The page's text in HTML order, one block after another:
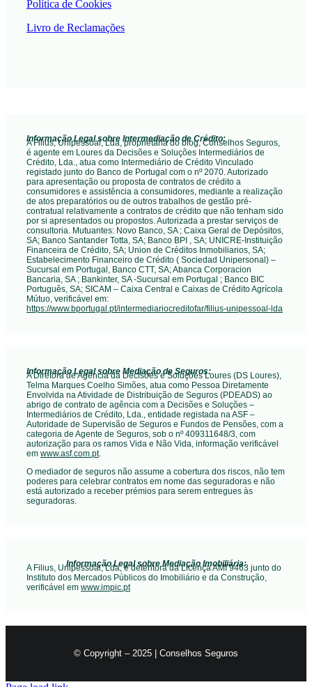
Política de Cookies
Livro de Reclamações
Informação Legal sobre Intermediação de Crédito:
A Filius, Unipessoal, Lda, proprietária do blog, Conselhos Seguros,
é agente em Loures da Decisões e Soluções Intermediários de
Crédito, Lda., atua como Intermediário de Crédito Vinculado
registado junto do Banco de Portugal com o nº 2070. Autorizado
para apresentação ou proposta de contratos de crédito a
consumidores e assistência a consumidores, mediante a realização
de atos preparatórios ou de outros trabalhos de gestão pré-
contratual relativamente a contratos de crédito que não tenham sido
por si apresentados ou propostos. Autorizada a prestar serviços de
consultoria. Mutuantes: Novo Banco, SA ; Caixa Geral de Depósitos,
SA; Banco Santander Totta, SA; Banco BPI , SA; UNICRE-Instituição
Financeira de Crédito, SA; Union de Créditos Inmobiliarios, SA;
Estabelecimento Financeiro de Crédito ( Sociedad Unipersonal) –
Sucursal em Portugal, Banco CTT, SA; Abanca Corporacion
Bancaria, SA ; Bankinter, SA -Sucursal em Portugal ; Banco BIC
Português, SA; SICAM – Caixa Central e Caixas de Crédito Agrícola
Mútuo, verificável em:
https://www.bportugal.pt/intermediariocreditofar/filius-unipessoal-lda
Informação Legal sobre Mediação de Seguros:
A Diretora de Agência da Decisões e Soluções Loures (DS Loures),
Telma Marques Coelho Simões, atua como Pessoa Diretamente
Envolvida na Atividade de Distribuição de Seguros (PDEADS) ao
abrigo de contrato de agência com a Decisões e Soluções –
Intermediários de Crédito, Lda., entidade registada na ASF –
Autoridade de Supervisão de Seguros e Fundos de Pensões, com a
categoria de Agente de Seguros, sob o nº 409311648/3, com
autorização para os ramos Vida e Não Vida, informação verificável
em www.asf.com.pt.
O mediador de seguros não assume a cobertura dos riscos, não tem
poderes para celebrar contratos em nome das seguradoras e não
está autorizado a receber prémios para serem entregues às
seguradoras.
Informação Legal sobre Mediação Imobiliária:
A Filius, Unipessoal, Lda, é detentora da Licença AMI 9463 junto do
Instituto dos Mercados Públicos do Imobiliário e da Construção,
verificável em www.impic.pt
© Copyright – 2025 | Conselhos Seguros